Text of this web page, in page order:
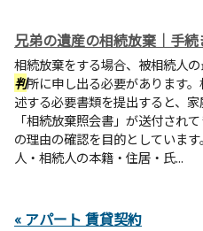
兄弟の遺産の相続放棄｜手
相続放棄をする場合、被相続人
判所に申し出る必要があります
述する必要書類を提出すると、家
「相続放棄照会書」が送付され
の理由の確認を目的としていま
人・相続人の本籍・住居・氏...
« アパート 賃貸契約